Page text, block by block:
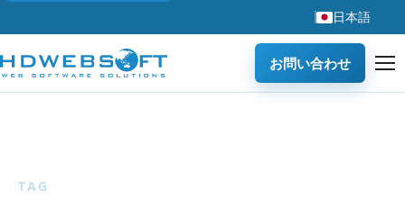
日本語
お問い合わせ
TAG